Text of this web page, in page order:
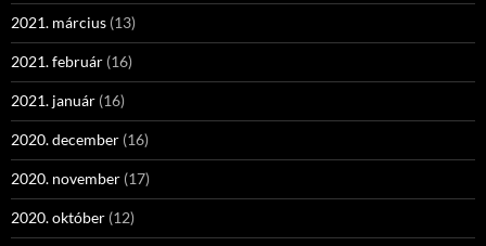
2021. március (13)
2021. február (16)
2021. január (16)
2020. december (16)
2020. november (17)
2020. október (12)